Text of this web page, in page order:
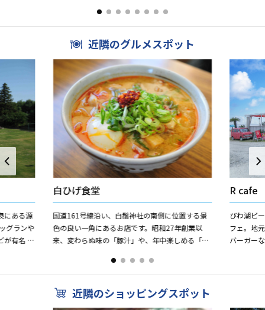
の落差は76mです。湖上...
近隣のグルメスポット
にある源
グランや
が有名 湖
白ひげ食堂
国道161号線沿い、白鬚神社の南側に位置する景
色の良い一角にあるお店です。昭和27年創業以
来、変わらぬ味の「豚汁」や、年中楽しめる「お
使用した「豚汁うどん」...
R cafe
びわ湖ビ
フェ。地
バーガー
近隣のショッピングスポット